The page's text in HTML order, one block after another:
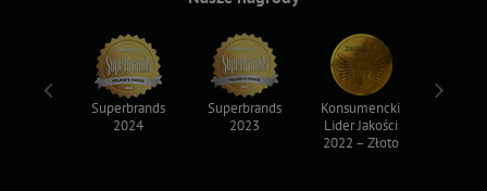
Superbrands
2024
Superbrands
2023
Konsumencki
Lider Jakości
2022 – Złoto